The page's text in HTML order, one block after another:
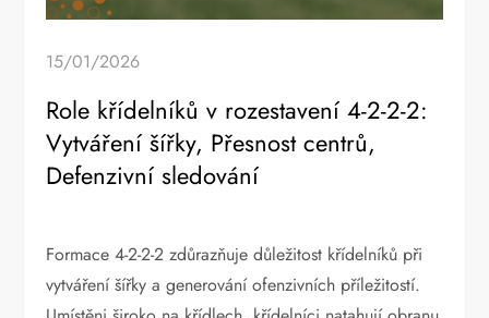
15/01/2026
Role křídelníků v rozestavení 4-2-2-2:
Vytváření šířky, Přesnost centrů,
Defenzivní sledování
Formace 4-2-2-2 zdůrazňuje důležitost křídelníků při
vytváření šířky a generování ofenzivních příležitostí.